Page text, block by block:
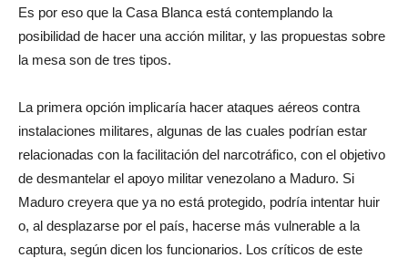
Es por eso que la Casa Blanca está contemplando la
posibilidad de hacer una acción militar, y las propuestas sobre
la mesa son de tres tipos.
La primera opción implicaría hacer ataques aéreos contra
instalaciones militares, algunas de las cuales podrían estar
relacionadas con la facilitación del narcotráfico, con el objetivo
de desmantelar el apoyo militar venezolano a Maduro. Si
Maduro creyera que ya no está protegido, podría intentar huir
o, al desplazarse por el país, hacerse más vulnerable a la
captura, según dicen los funcionarios. Los críticos de este